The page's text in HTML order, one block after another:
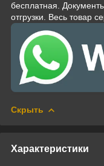
бесплатная.
отгрузки. Весь товар
Скрыть
Характеристики